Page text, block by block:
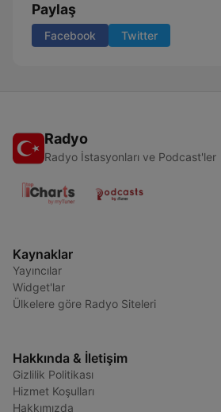
Paylaş
Facebook Twitter
Radyo
Radyo İstasyonları ve Podcast'ler
Kaynaklar
Yayıncılar
Widget'lar
Ülkelere göre Radyo Siteleri
Hakkında & İletişim
Gizlilik Politikası
Hizmet Koşulları
Hakkımızda